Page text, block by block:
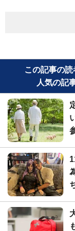
この記事の読
人気の記